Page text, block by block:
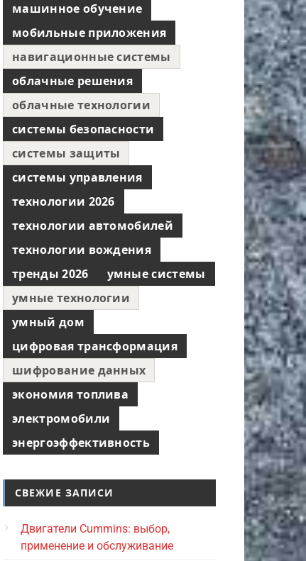
машинное обучение
мобильные приложения
навигационные системы
облачные решения
облачные технологии
системы безопасности
системы защиты
системы управления
технологии 2026
технологии автомобилей
технологии вождения
тренды 2026
умные системы
умные технологии
умный дом
цифровая трансформация
шифрование данных
экономия топлива
электромобили
энергоэффективность
СВЕЖИЕ ЗАПИСИ
Двигатели Cummins: выбор,
применение и обслуживание